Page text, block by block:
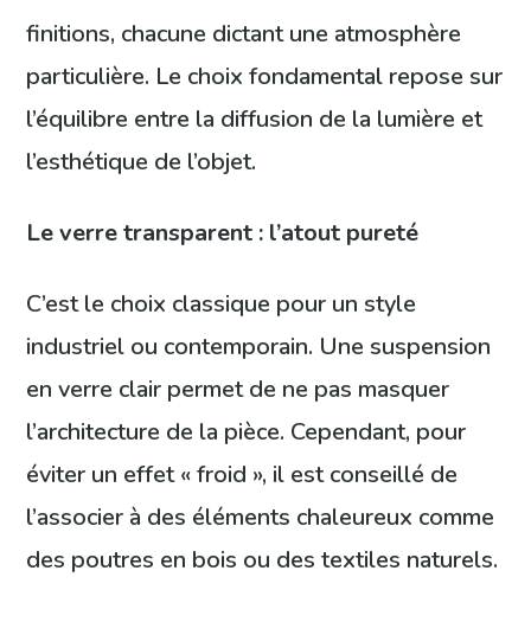
finitions, chacune dictant une atmosphère
particulière. Le choix fondamental repose sur
l’équilibre entre la diffusion de la lumière et
l’esthétique de l’objet.
Le verre transparent : l’atout pureté
C’est le choix classique pour un style
industriel ou contemporain. Une suspension
en verre clair permet de ne pas masquer
l’architecture de la pièce. Cependant, pour
éviter un effet « froid », il est conseillé de
l’associer à des éléments chaleureux comme
des poutres en bois ou des textiles naturels.